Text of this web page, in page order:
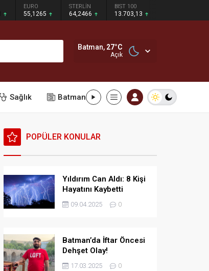
EURO
55,1265
STERLİN
64,2466
BIST 100
13.703,13
Batman, 27°C
Açık
Sağlık Batman
POPÜLER KONULAR
Yıldırım Can Aldı: 8 Kişi
Hayatını Kaybetti
09.04.2025 0
Batman’da İftar Öncesi
Dehşet Olay!
17.03.2025 0